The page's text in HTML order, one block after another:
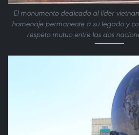
El monumento dedicado al líder
homenaje permanente a su legado y
respeto mutuo entre las dos